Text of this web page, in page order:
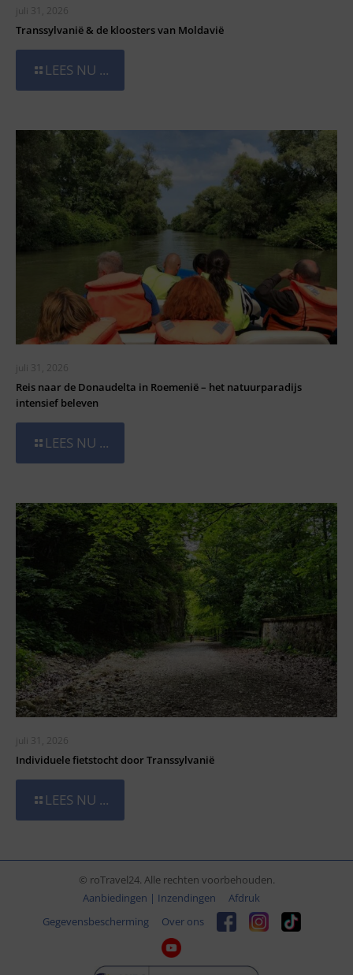
juli 31, 2026
Transsylvanië & de kloosters van Moldavië
LEES NU ...
juli 31, 2026
Reis naar de Donaudelta in Roemenië – het natuurparadijs
intensief beleven
LEES NU ...
juli 31, 2026
Individuele fietstocht door Transsylvanië
LEES NU ...
© roTravel24. Alle rechten voorbehouden.
Aanbiedingen | Inzendingen
Afdruk
Gegevensbescherming
Over ons